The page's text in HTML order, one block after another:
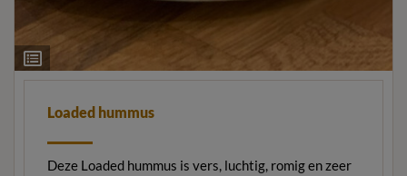
Ingrediëntenlijst
Loaded hummus
Deze Loaded hummus is vers, luchtig, romig en zeer